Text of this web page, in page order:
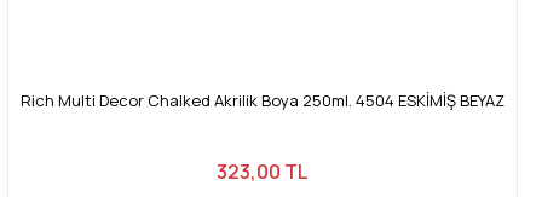
Rich Multi Decor Chalked Akrilik Boya 250ml. 4504 ESKİMİŞ BEYAZ
323,00 TL